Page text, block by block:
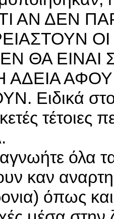
ΑΝ ΔΕΝ
ΘΑ
ΑΔΕΙΑ
Ειδικά
τέτοιες
αγνωήτε όλα
καν
όπως